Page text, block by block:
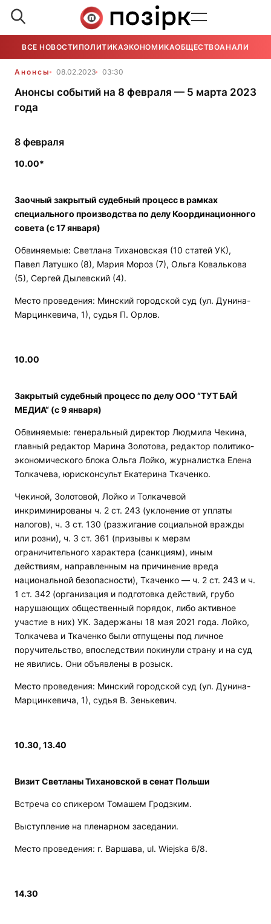
ВСЕ НОВОСТИ ПОЛИТИКАЭКОНОМИКАОБЩЕСТВОАНАЛИТИКА
Анонсы 08.02.2023 03:30
Анонсы событий на 8 февраля — 5 марта 2023
года
8 февраля
10.00*
Заочный закрытый судебный процесс в рамках
специального производства по делу Координационного
совета (с 17 января)
Обвиняемые: Светлана Тихановская (10 статей УК),
Павел Латушко (8), Мария Мороз (7), Ольга Ковалькова
(5), Сергей Дылевский (4).
Место проведения: Минский городской суд (ул. Дунина-
Марцинкевича, 1), судья П. Орлов.
10.00
Закрытый судебный процесс по делу ООО “ТУТ БАЙ
МЕДИА“ (с 9 января)
Обвиняемые: генеральный директор Людмила Чекина,
главный редактор Марина Золотова, редактор политико-
экономического блока Ольга Лойко, журналистка Елена
Толкачева, юрисконсульт Екатерина Ткаченко.
Чекиной, Золотовой, Лойко и Толкачевой
инкриминированы ч. 2 ст. 243 (уклонение от уплаты
налогов), ч. 3 ст. 130 (разжигание социальной вражды
или розни), ч. 3 ст. 361 (призывы к мерам
ограничительного характера (санкциям), иным
действиям, направленным на причинение вреда
национальной безопасности), Ткаченко — ч. 2 ст. 243 и ч.
1 ст. 342 (организация и подготовка действий, грубо
нарушающих общественный порядок, либо активное
участие в них) УК. Задержаны 18 мая 2021 года. Лойко,
Толкачева и Ткаченко были отпущены под личное
поручительство, впоследствии покинули страну и на суд
не явились. Они объявлены в розыск.
Место проведения: Минский городской суд (ул. Дунина-
Марцинкевича, 1), судья В. Зенькевич.
10.30, 13.40
Визит Светланы Тихановской в сенат Польши
Встреча со спикером Томашем Гродзким.
Выступление на пленарном заседании.
Место проведения: г. Варшава, ul. Wiejska 6/8.
14.30